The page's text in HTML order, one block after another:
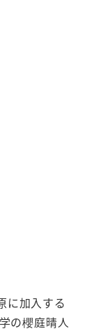
に加入する
の櫻庭晴人